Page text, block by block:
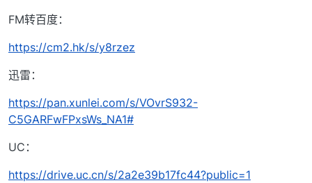
FM转百度：
https://cm2.hk/s/y8rzez
迅雷：
https://pan.xunlei.com/s/VOvrS932-
C5GARFwFPxsWs_NA1#
UC：
https://drive.uc.cn/s/2a2e39b17fc44?public=1